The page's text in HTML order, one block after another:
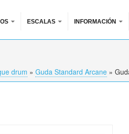
ESCALAS INFORMACIÓN
drum » Guda Standard Arcane »